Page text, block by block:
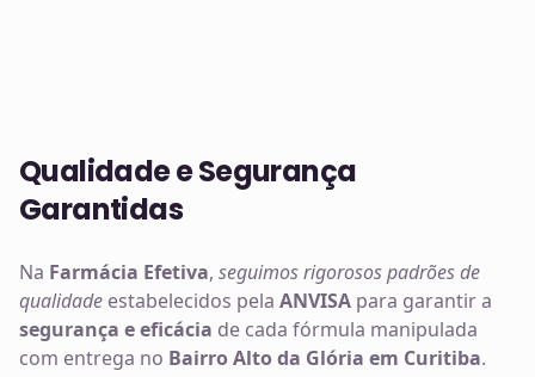
Qualidade e Segurança
Garantidas
Na Farmácia Efetiva, seguimos rigorosos padrões de
qualidade estabelecidos pela ANVISA para garantir a
segurança e eficácia de cada fórmula manipulada
com entrega no Bairro Alto da Glória em Curitiba.